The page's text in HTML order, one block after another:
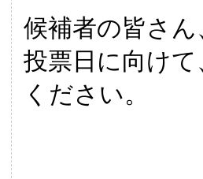
候補者の皆さ
投票日に向け
ください。